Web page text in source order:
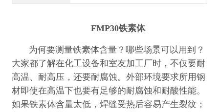
FMP30铁素体
为何要测量铁素体含量？哪些场景可以用到？
大家都了解在化工设备和室友加工厂时，不仅要耐
高温、 耐高压， 还要耐腐蚀。外部环境要求所用钢
材即使在高温下也要有足够的耐腐蚀和耐酸性能。
如果铁素体含量太低，焊缝受热后容易产生裂纹；